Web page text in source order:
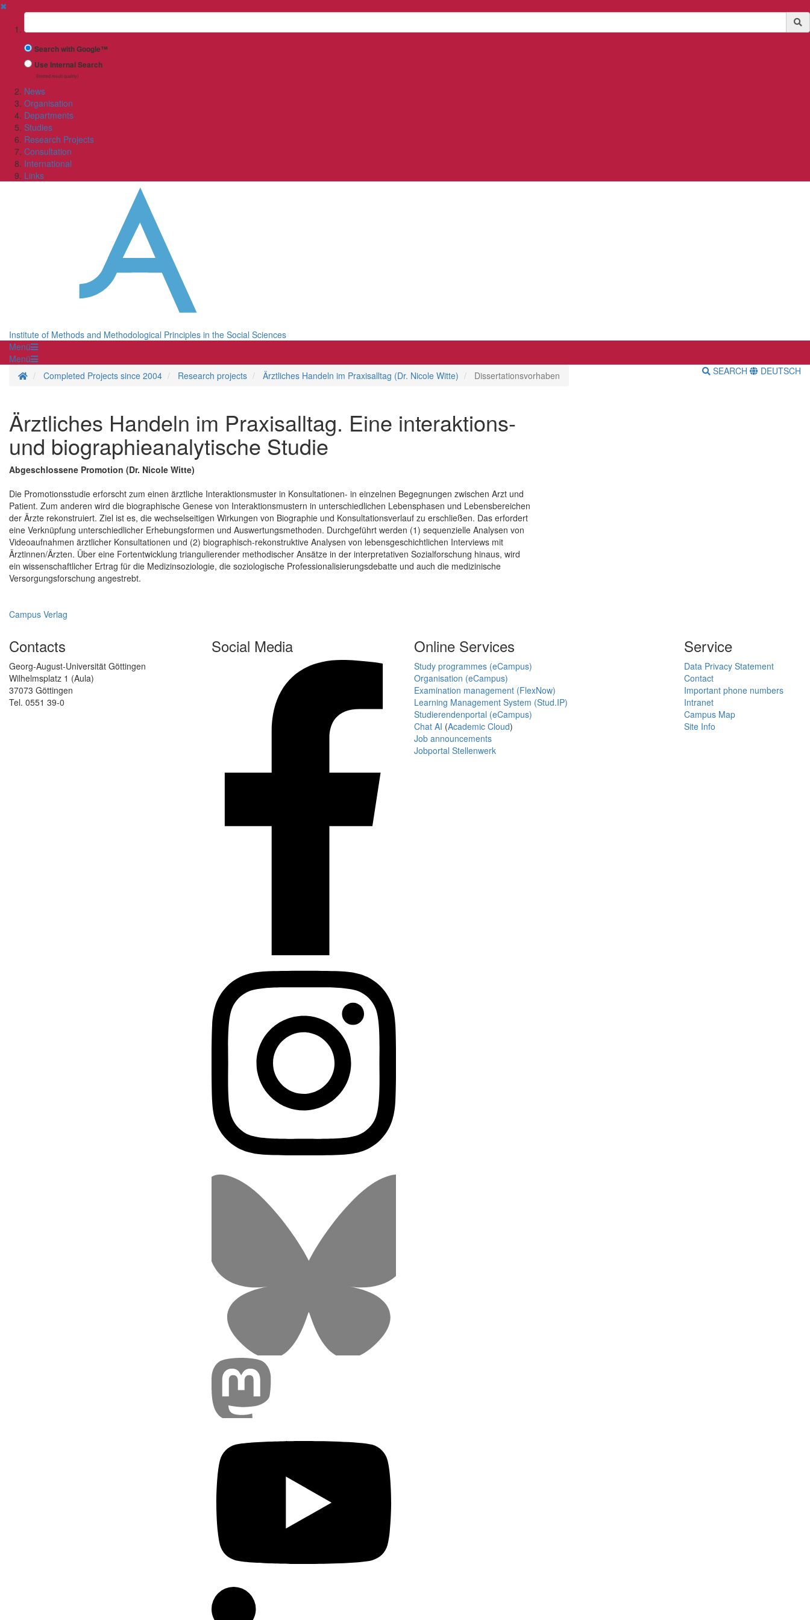
✖
Suchbegriff
Search with Google™
Use Internal Search
(limited result quality)
News
Organisation
Departments
Studies
Research Projects
Consultation
International
Links
Institute of Methods and Methodological Principles in the Social Sciences
Menü
Menü
Homepage
Completed Projects since 2004 Research projects Ärztliches Handeln im Praxisalltag (Dr. Nicole Witte) Dissertationsvorhaben SEARCH DEUTSCH
Ärztliches Handeln im Praxisalltag. Eine interaktions-
und biographieanalytische Studie
Abgeschlossene Promotion (Dr. Nicole Witte)
Die Promotionsstudie erforscht zum einen ärztliche Interaktionsmuster in Konsultationen- in einzelnen Begegnungen zwischen Arzt und
Patient. Zum anderen wird die biographische Genese von Interaktionsmustern in unterschiedlichen Lebensphasen und Lebensbereichen
der Ärzte rekonstruiert. Ziel ist es, die wechselseitigen Wirkungen von Biographie und Konsultationsverlauf zu erschließen. Das erfordert
eine Verknüpfung unterschiedlicher Erhebungsformen und Auswertungsmethoden. Durchgeführt werden (1) sequenzielle Analysen von
Videoaufnahmen ärztlicher Konsultationen und (2) biographisch-rekonstruktive Analysen von lebensgeschichtlichen Interviews mit
Ärztinnen/Ärzten. Über eine Fortentwicklung triangulierender methodischer Ansätze in der interpretativen Sozialforschung hinaus, wird
ein wissenschaftlicher Ertrag für die Medizinsoziologie, die soziologische Professionalisierungsdebatte und auch die medizinische
Versorgungsforschung angestrebt.
Campus Verlag
Contacts
Georg-August-Universität Göttingen
Wilhelmsplatz 1 (Aula)
37073 Göttingen
Tel. 0551 39-0
Social Media Online Services
Study programmes (eCampus)
Organisation (eCampus)
Examination management (FlexNow)
Learning Management System (Stud.IP)
Studierendenportal (eCampus)
Chat AI (Academic Cloud)
Job announcements
Jobportal Stellenwerk
Service
Data Privacy Statement
Contact
Important phone numbers
Intranet
Campus Map
Site Info